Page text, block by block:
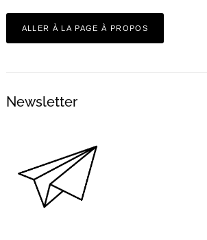
ALLER À LA PAGE À PROPOS
Newsletter